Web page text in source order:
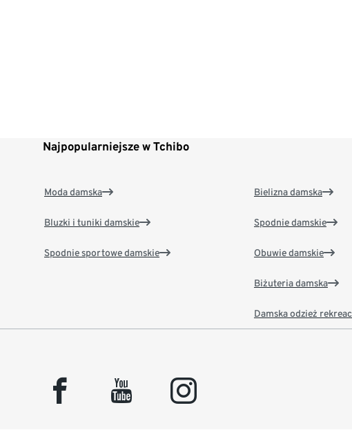
Najpopularniejsze w Tchibo
Moda damska
Bluzki i tuniki damskie
Spodnie sportowe damskie
Bielizna damska
Spodnie damskie
Obuwie damskie
Biżuteria damska
Damska odzież
facebook youtube instagram